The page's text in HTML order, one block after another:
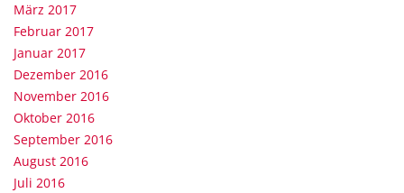
März 2017
Februar 2017
Januar 2017
Dezember 2016
November 2016
Oktober 2016
September 2016
August 2016
Juli 2016